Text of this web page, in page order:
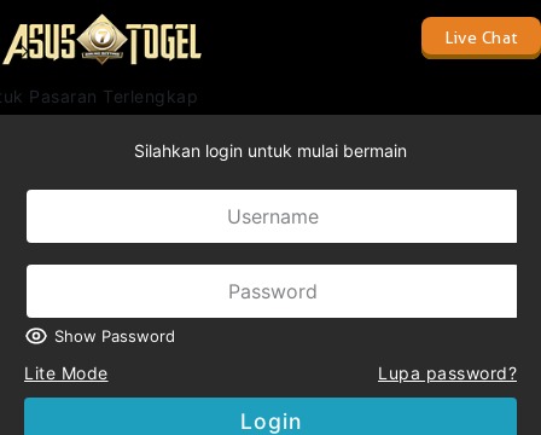
Live Chat
Pasaran Terlengkap
Silahkan login untuk mulai bermain
Show Password
Lite Mode Lupa password?
Login